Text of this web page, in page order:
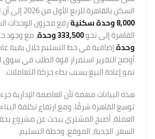
السكن بالقاهرة للربع الأول من 2026 إلى أن تسليم حوالي
8,000 وحدة سكنية
رفع مخزون الوحدات
القاهرة إلى نحو333,500 وحدة ، مع وجود
وحدة
أوضح التقرير استمرار قوة الطلب في سوق
نمو إعادة البيع بسبب بطء حركة التعاملات.
هذه البيانات مهمة لأن العاصمة الإدارية
توسع القاهرة شرقًا. ومع ارتفاع تكلفة
العملة، أصبح المشتري يبحث عن مشروع
السعر، الجدية، الموقع، وخطة التسليم.